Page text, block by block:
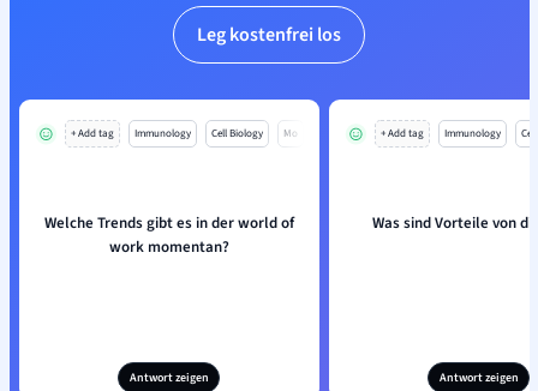
Leg kostenfrei los
+ Add tag Immunology Cell Biology Mo
Welche Trends gibt es in der world of
work momentan?
Antwort zeigen
+ Add tag Immunology
Was sind Vorteile von
Antwort zeigen